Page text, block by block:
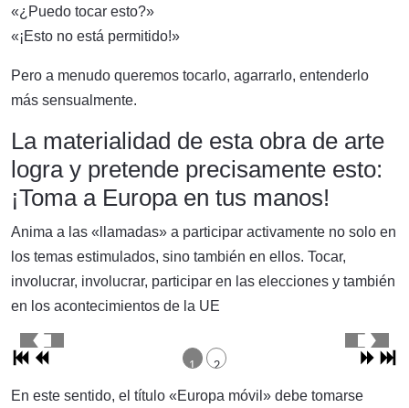
«¿Puedo tocar esto?»
«¡Esto no está permitido!»
Pero a menudo queremos tocarlo, agarrarlo, entenderlo
más sensualmente.
La materialidad de esta obra de arte
logra y pretende precisamente esto:
¡Toma a Europa en tus manos!
Anima a las «llamadas» a participar activamente no solo en
los temas estimulados, sino también en ellos. Tocar,
involucrar, involucrar, participar en las elecciones y también
en los acontecimientos de la UE
1 2
En este sentido, el título «Europa móvil» debe tomarse